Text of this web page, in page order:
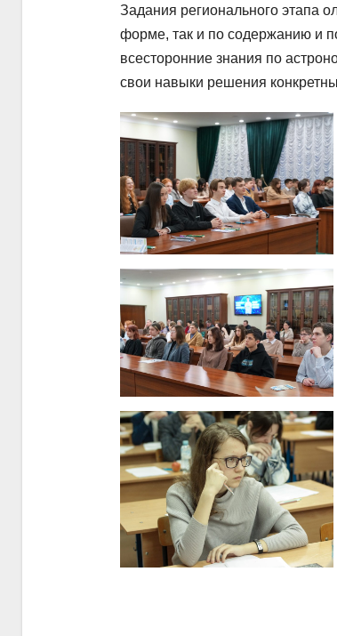
Задания регионального этапа
форме, так и по содержанию и
всесторонние знания по
свои навыки решения